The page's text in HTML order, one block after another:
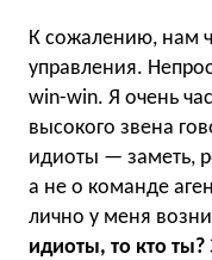
К сожалению, нам
управления.
win-win. Я очень
высокого звена
идиоты — заметь,
а не о команде
лично у меня
идиоты, то кто ты?